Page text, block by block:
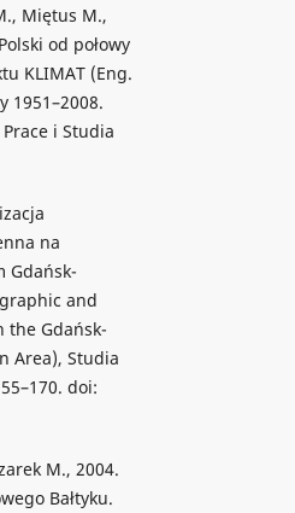
Miętus M.,
od połowy
KLIMAT (Eng.
1951–2008.
i Studia
na
Gdańsk-
and
Gdańsk-
Area), Studia
doi:
M., 2004.
Bałtyku.